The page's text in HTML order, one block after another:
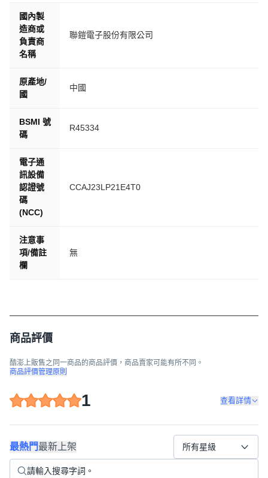
品名：【Polaroid寶麗萊】Pernis MX200WGS機車行車記
國內製
造商或
負責商
名稱
聯鎧電子股份有限公司
原產地/
國
中國
BSMI 號
碼
R45334
電子通
訊設備
認證號
碼
(NCC)
CCAJ23LP21E4T0
注意事
項/備註
欄
無
商品評價
酷澎上販售之同一商品的商品評價，商品賣家可能有所不同。
商品評價管理原則
1 查看詳情
最熱門最新上架 所有星級